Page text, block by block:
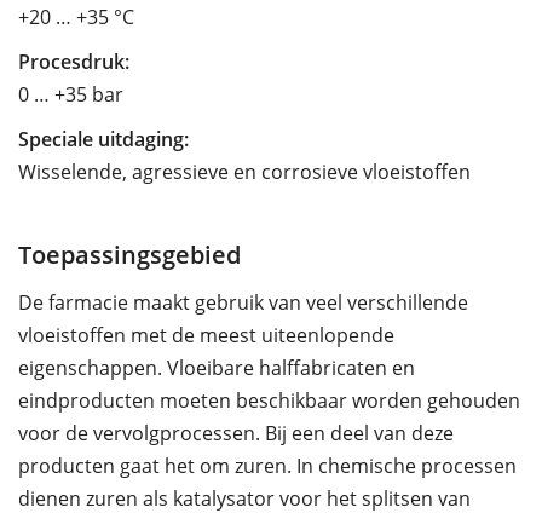
+20 … +35 °C
Procesdruk:
0 … +35 bar
Speciale uitdaging:
Wisselende, agressieve en corrosieve vloeistoffen
Toepassingsgebied
De farmacie maakt gebruik van veel verschillende
vloeistoffen met de meest uiteenlopende
eigenschappen. Vloeibare halffabricaten en
eindproducten moeten beschikbaar worden gehouden
voor de vervolgprocessen. Bij een deel van deze
producten gaat het om zuren. In chemische processen
dienen zuren als katalysator voor het splitsen van